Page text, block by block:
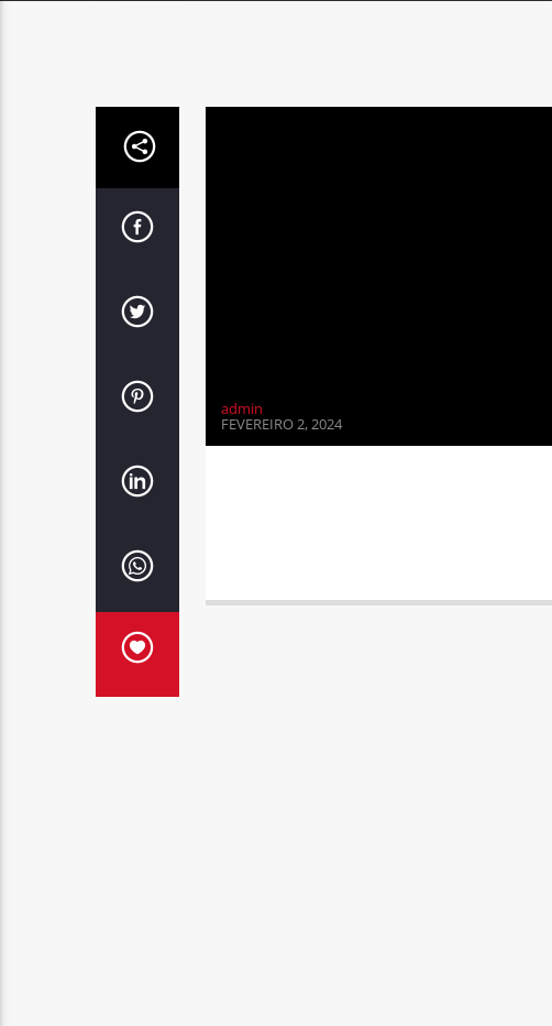
admin
FEVEREIRO 2, 2024